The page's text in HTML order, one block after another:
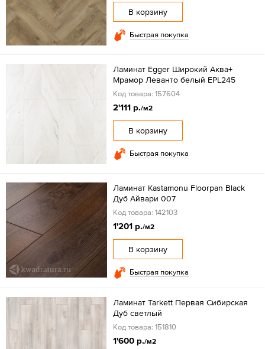
В корзину
Быстрая покупка
Ламинат Egger Широкий Аква+
Мрамор Леванто белый EPL245
Код товара: 157604
2'111 р./м2
В корзину
Быстрая покупка
Ламинат Kastamonu Floorpan Black
Дуб Айвари 007
Код товара: 142103
1'201 р./м2
В корзину
Быстрая покупка
Ламинат Tarkett Первая Сибирская
Дуб светлый
Код товара: 151810
1'600 р./м2